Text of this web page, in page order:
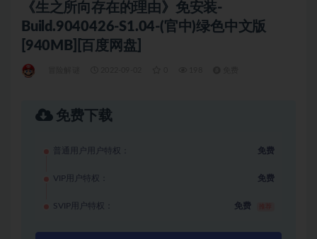
《生之所向存在的理由》免安装-
Build.9040426-S1.04-(官中)绿色中文版
[940MB][百度网盘]
免费下载
普通用户用户特权： 免费
VIP用户特权： 免费
SVIP用户特权： 免费